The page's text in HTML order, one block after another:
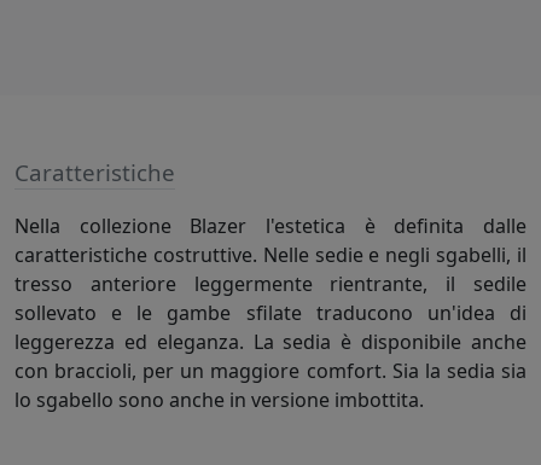
Caratteristiche
Nella collezione Blazer l'estetica è definita dalle
caratteristiche costruttive. Nelle sedie e negli sgabelli, il
tresso anteriore leggermente rientrante, il sedile
sollevato e le gambe sfilate traducono un'idea di
leggerezza ed eleganza. La sedia è disponibile anche
con braccioli, per un maggiore comfort. Sia la sedia sia
lo sgabello sono anche in versione imbottita.